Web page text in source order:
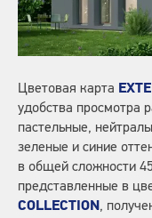
Цветовая карта
удобства просмотра
пастельные,
зеленые и синие
в общей сложности
представленные в
COLLECTION,